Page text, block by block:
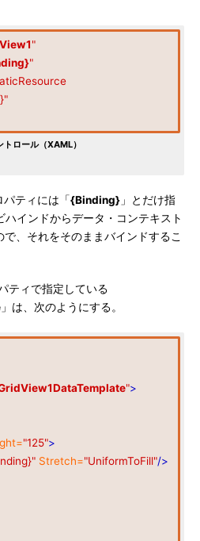
"
"
}"
ロール（XAML）
ティには「{Binding} 」とだけ指
インドからデータ・コンテキスト
、それをそのままバインドするこ
ティで指定している
」は、次のようにする。
">
"125">
Stretch="UniformToFill"/>